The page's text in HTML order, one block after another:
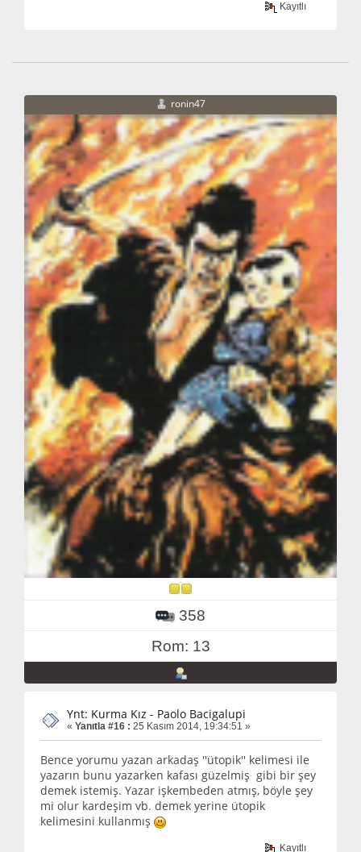
Kayıtlı
ronin47
358
Rom: 13
Ynt: Kurma Kız - Paolo Bacigalupi
« Yanıtla #16 : 25 Kasım 2014, 19:34:51 »
Bence yorumu yazan arkadaş ''ütopik'' kelimesi ile
yazarın bunu yazarken kafası güzelmiş gibi bir şey
demek istemiş. Yazar işkembeden atmış, böyle şey
mi olur kardeşim vb. demek yerine ütopik
kelimesini kullanmış
Kayıtlı